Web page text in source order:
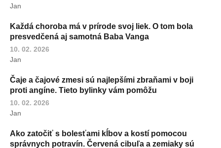
Jan
Každá choroba má v prírode svoj liek. O tom bola
presvedčená aj samotná Baba Vanga
10. 02. 2026
Jan
Čaje a čajové zmesi sú najlepšími zbraňami v boji
proti angíne. Tieto bylinky vám pomôžu
10. 02. 2026
Jan
Ako zatočiť s bolesťami kĺbov a kostí pomocou
správnych potravín. Červená cibuľa a zemiaky sú